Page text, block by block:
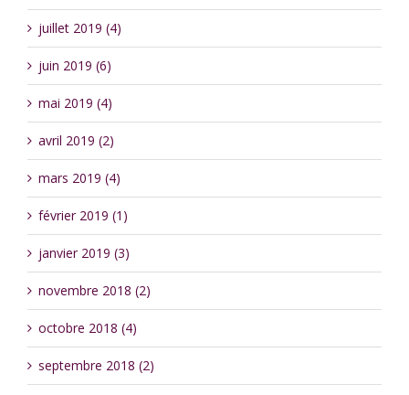
juillet 2019 (4)
juin 2019 (6)
mai 2019 (4)
avril 2019 (2)
mars 2019 (4)
février 2019 (1)
janvier 2019 (3)
novembre 2018 (2)
octobre 2018 (4)
septembre 2018 (2)